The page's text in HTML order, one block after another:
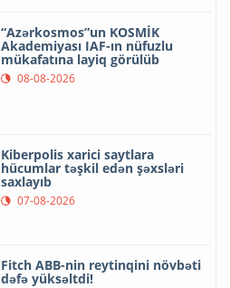
“Azərkosmos”un KOSMİK
Akademiyası IAF-ın nüfuzlu
mükafatına layiq görülüb
08-08-2026
Kiberpolis xarici saytlara
hücumlar təşkil edən şəxsləri
saxlayıb
07-08-2026
Fitch ABB-nin reytinqini növbəti
dəfə yüksəltdi!